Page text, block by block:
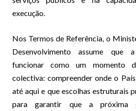
execução.
Nos Termos de Referência, o
Desenvolvimento assume que
funcionar como um momento
colectiva: compreender onde o
até aqui e que escolhas estruturais
para garantir que a próxima